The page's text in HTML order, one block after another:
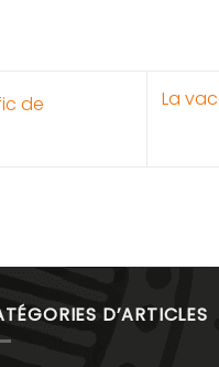
de
La
D’ARTICLES